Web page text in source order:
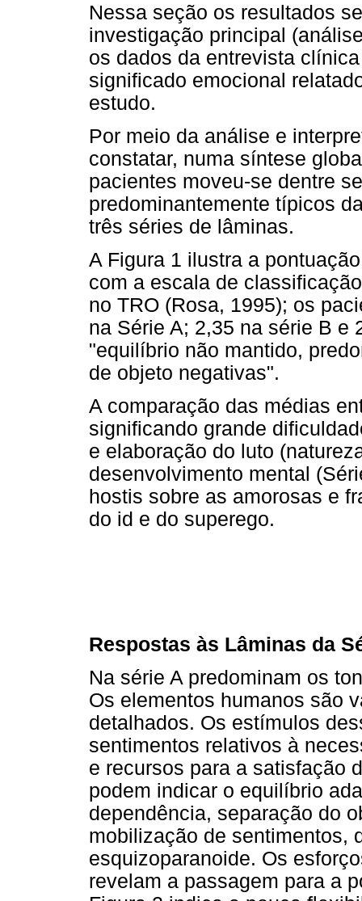
Nessa seção os resultados
investigação principal
os dados da entrevista
significado emocional
estudo.
Por meio da análise e
constatar, numa síntese
pacientes moveu-se dentre
predominantemente típicos
três séries de lâminas.
A Figura 1 ilustra a
com a escala de
no TRO (Rosa, 1995); os
na Série A; 2,35 na série B e
"equilíbrio não mantido,
de objeto negativas".
A comparação das médias
significando grande
e elaboração do luto
desenvolvimento mental
hostis sobre as amorosas e
do id e do superego.
Respostas às Lâminas da
Na série A predominam os
Os elementos humanos são
detalhados. Os estímulos
sentimentos relativos à
e recursos para a satisfação
podem indicar o equilíbrio
dependência, separação do
mobilização de sentimentos,
esquizoparanoide. Os
revelam a passagem para a